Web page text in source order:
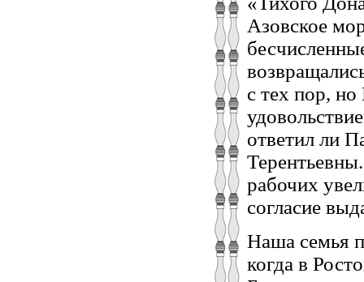
Азовское
с тех пор, но
ответил ли
рабочих
согласие
Наша семья
когда в